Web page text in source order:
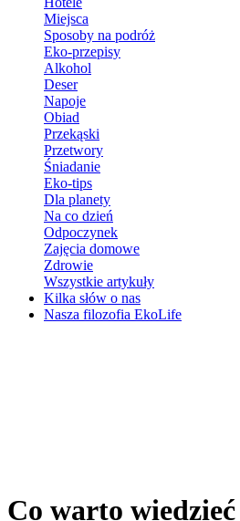
Miejsca
Sposoby na podróż
Eko-przepisy
Alkohol
Deser
Napoje
Obiad
Przekąski
Przetwory
Śniadanie
Eko-tips
Dla planety
Na co dzień
Odpoczynek
Zajęcia domowe
Zdrowie
Wszystkie artykuły
Kilka słów o nas
Nasza filozofia EkoLife
Co warto